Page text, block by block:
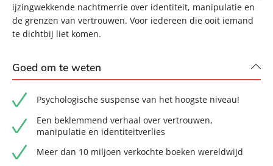
ijzingwekkende nachtmerrie over identiteit, manipulatie en
de grenzen van vertrouwen. Voor iedereen die ooit iemand
te dichtbij liet komen.
Goed om te weten
Psychologische suspense van het hoogste niveau!
Een beklemmend verhaal over vertrouwen,
manipulatie en identiteitverlies
Meer dan 10 miljoen verkochte boeken wereldwijd